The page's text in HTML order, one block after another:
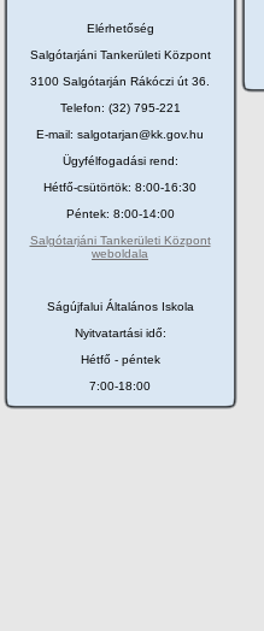
Elérhetőség
Salgótarjáni Tankerületi Központ
3100 Salgótarján Rákóczi út 36.
Telefon: (32) 795-221
E-mail: salgotarjan@kk.gov.hu
Ügyfélfogadási rend:
Hétfő-csütörtök: 8:00-16:30
Péntek: 8:00-14:00
Salgótarjáni Tankerületi Központ
weboldala
Ságújfalui Általános Iskola
Nyitvatartási idő:
Hétfő - péntek
7:00-18:00